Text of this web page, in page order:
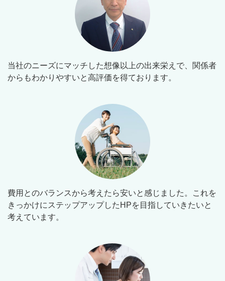
当社のニーズにマッチした想像以上の出来栄えで、関係者
からもわかりやすいと高評価を得ております。
費用とのバランスから考えたら安いと感じました。これを
きっかけにステップアップしたHPを目指していきたいと
考えています。